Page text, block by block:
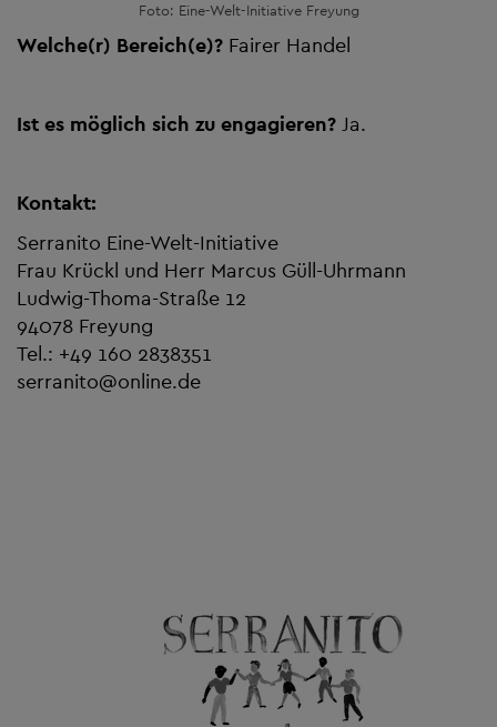
Foto: Eine-Welt-Initiative Freyung
Welche(r) Bereich(e)? Fairer Handel
Ist es möglich sich zu engagieren? Ja.
Kontakt:
Serranito Eine-Welt-Initiative
Frau Krückl und Herr Marcus Güll-Uhrmann
Ludwig-Thoma-Straße 12
94078 Freyung
Tel.: +49 160 2838351
serranito@online.de